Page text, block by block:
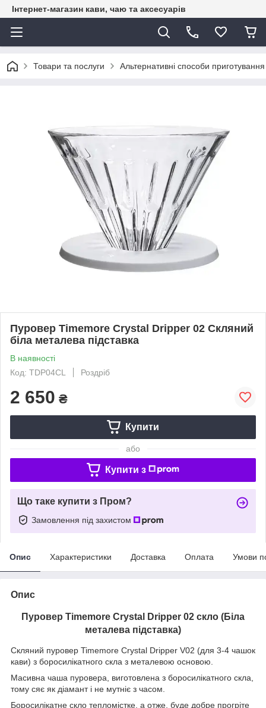
Інтернет-магазин кави, чаю та аксесуарів
Товари та послуги Альтернативні способи
Пуровер Timemore Crystal Dripper 02 Скляний
біла металева підставка
В наявності
Код: TDP04CL
Роздріб
2 650 ₴
Купити
або
Купити з
Що таке купити з Пром?
Замовлення під захистом
Опис Характеристики Доставка Оплата Умови
Опис
Пуровер Timemore Crystal Dripper 02 скло (Біла
металева підставка)
Скляний пуровер Timemore Crystal Dripper V02 (для 3-4 чашок
кави) з боросилікатного скла з металевою основою.
Масивна чаша пуровера, виготовлена з боросилікатного скла,
тому сяє як діамант і не мутніє з часом.
Боросилікатне скло тепломістке, а отже, буде добре прогріте